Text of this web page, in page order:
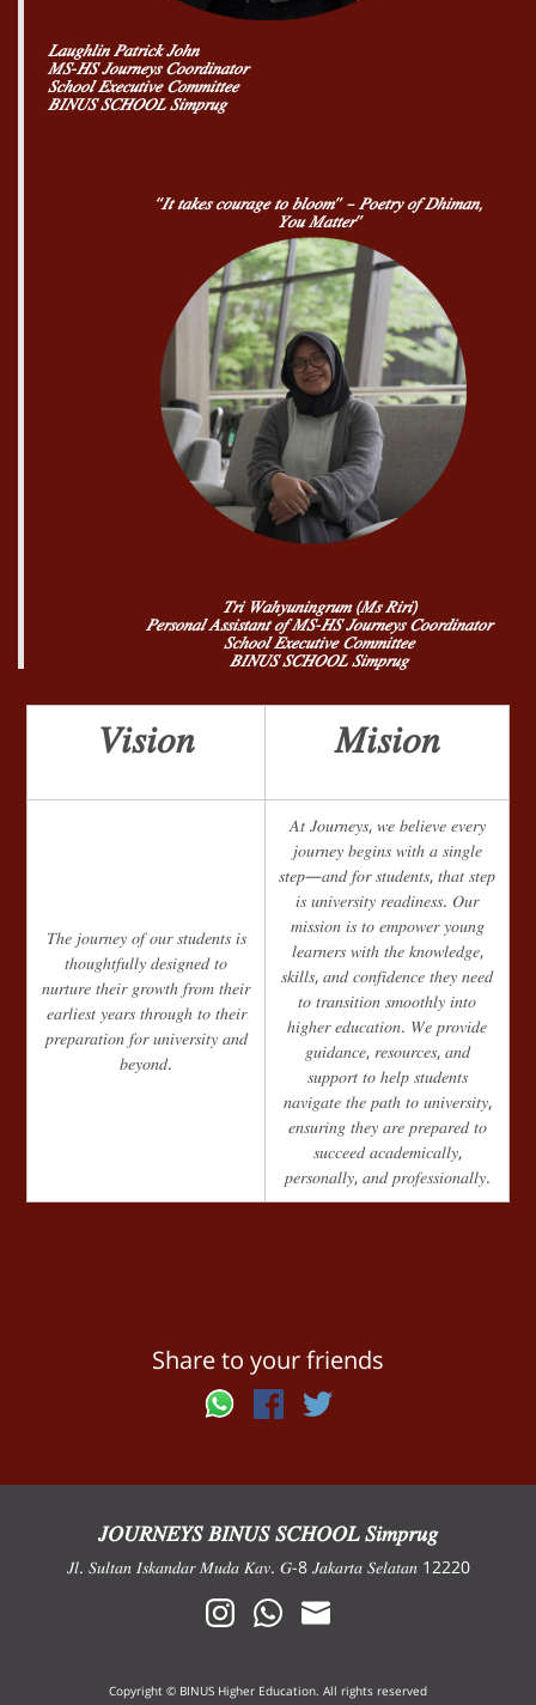
𝐿𝑎𝑢𝑔ℎ𝑙𝑖𝑛 𝑃𝑎𝑡𝑟𝑖𝑐𝑘 𝐽𝑜ℎ𝑛
𝑀𝑆-𝐻𝑆 𝐽𝑜𝑢𝑟𝑛𝑒𝑦𝑠 𝐶𝑜𝑜𝑟𝑑𝑖𝑛𝑎𝑡𝑜𝑟
𝑆𝑐ℎ𝑜𝑜𝑙 𝐸𝑥𝑒𝑐𝑢𝑡𝑖𝑣𝑒 𝐶𝑜𝑚𝑚𝑖𝑡𝑡𝑒𝑒
𝐵𝐼𝑁𝑈𝑆 𝑆𝐶𝐻𝑂𝑂𝐿 𝑆𝑖𝑚𝑝𝑟𝑢𝑔
“𝐼𝑡 𝑡𝑎𝑘𝑒𝑠 𝑐𝑜𝑢𝑟𝑎𝑔𝑒 𝑡𝑜 𝑏𝑙𝑜𝑜𝑚” – 𝑃𝑜𝑒𝑡𝑟𝑦 𝑜𝑓 𝐷ℎ𝑖𝑚𝑎𝑛,
𝑌𝑜𝑢 𝑀𝑎𝑡𝑡𝑒𝑟”
𝑇𝑟𝑖 𝑊𝑎ℎ𝑦𝑢𝑛𝑖𝑛𝑔𝑟𝑢𝑚 (𝑀𝑠 𝑅𝑖𝑟𝑖)
𝑃𝑒𝑟𝑠𝑜𝑛𝑎𝑙 𝐴𝑠𝑠𝑖𝑠𝑡𝑎𝑛𝑡 𝑜𝑓 𝑀𝑆-𝐻𝑆 𝐽𝑜𝑢𝑟𝑛𝑒𝑦𝑠 𝐶𝑜𝑜𝑟𝑑𝑖𝑛𝑎𝑡𝑜𝑟
𝑆𝑐ℎ𝑜𝑜𝑙 𝐸𝑥𝑒𝑐𝑢𝑡𝑖𝑣𝑒 𝐶𝑜𝑚𝑚𝑖𝑡𝑡𝑒𝑒
𝐵𝐼𝑁𝑈𝑆 𝑆𝐶𝐻𝑂𝑂𝐿 𝑆𝑖𝑚𝑝𝑟𝑢𝑔
𝑉𝑖𝑠𝑖𝑜𝑛 𝑀𝑖𝑠𝑖𝑜𝑛
𝑇ℎ𝑒 𝑗𝑜𝑢𝑟𝑛𝑒𝑦 𝑜𝑓 𝑜𝑢𝑟 𝑠𝑡𝑢𝑑𝑒𝑛𝑡𝑠 𝑖𝑠
𝑡ℎ𝑜𝑢𝑔ℎ𝑡𝑓𝑢𝑙𝑙𝑦 𝑑𝑒𝑠𝑖𝑔𝑛𝑒𝑑 𝑡𝑜
𝑛𝑢𝑟𝑡𝑢𝑟𝑒 𝑡ℎ𝑒𝑖𝑟 𝑔𝑟𝑜𝑤𝑡ℎ 𝑓𝑟𝑜𝑚 𝑡ℎ𝑒𝑖𝑟
𝑒𝑎𝑟𝑙𝑖𝑒𝑠𝑡 𝑦𝑒𝑎𝑟𝑠 𝑡ℎ𝑟𝑜𝑢𝑔ℎ 𝑡𝑜 𝑡ℎ𝑒𝑖𝑟
𝑝𝑟𝑒𝑝𝑎𝑟𝑎𝑡𝑖𝑜𝑛 𝑓𝑜𝑟 𝑢𝑛𝑖𝑣𝑒𝑟𝑠𝑖𝑡𝑦 𝑎𝑛𝑑
𝑏𝑒𝑦𝑜𝑛𝑑.
𝐴𝑡 𝐽𝑜𝑢𝑟𝑛𝑒𝑦𝑠, 𝑤𝑒 𝑏𝑒𝑙𝑖𝑒𝑣𝑒 𝑒𝑣𝑒𝑟𝑦
𝑗𝑜𝑢𝑟𝑛𝑒𝑦 𝑏𝑒𝑔𝑖𝑛𝑠 𝑤𝑖𝑡ℎ 𝑎 𝑠𝑖𝑛𝑔𝑙𝑒
𝑠𝑡𝑒𝑝—𝑎𝑛𝑑 𝑓𝑜𝑟 𝑠𝑡𝑢𝑑𝑒𝑛𝑡𝑠, 𝑡ℎ𝑎𝑡 𝑠𝑡𝑒𝑝
𝑖𝑠 𝑢𝑛𝑖𝑣𝑒𝑟𝑠𝑖𝑡𝑦 𝑟𝑒𝑎𝑑𝑖𝑛𝑒𝑠𝑠. 𝑂𝑢𝑟
𝑚𝑖𝑠𝑠𝑖𝑜𝑛 𝑖𝑠 𝑡𝑜 𝑒𝑚𝑝𝑜𝑤𝑒𝑟 𝑦𝑜𝑢𝑛𝑔
𝑙𝑒𝑎𝑟𝑛𝑒𝑟𝑠 𝑤𝑖𝑡ℎ 𝑡ℎ𝑒 𝑘𝑛𝑜𝑤𝑙𝑒𝑑𝑔𝑒,
𝑠𝑘𝑖𝑙𝑙𝑠, 𝑎𝑛𝑑 𝑐𝑜𝑛𝑓𝑖𝑑𝑒𝑛𝑐𝑒 𝑡ℎ𝑒𝑦 𝑛𝑒𝑒𝑑
𝑡𝑜 𝑡𝑟𝑎𝑛𝑠𝑖𝑡𝑖𝑜𝑛 𝑠𝑚𝑜𝑜𝑡ℎ𝑙𝑦 𝑖𝑛𝑡𝑜
ℎ𝑖𝑔ℎ𝑒𝑟 𝑒𝑑𝑢𝑐𝑎𝑡𝑖𝑜𝑛. 𝑊𝑒 𝑝𝑟𝑜𝑣𝑖𝑑𝑒
𝑔𝑢𝑖𝑑𝑎𝑛𝑐𝑒, 𝑟𝑒𝑠𝑜𝑢𝑟𝑐𝑒𝑠, 𝑎𝑛𝑑
𝑠𝑢𝑝𝑝𝑜𝑟𝑡 𝑡𝑜 ℎ𝑒𝑙𝑝 𝑠𝑡𝑢𝑑𝑒𝑛𝑡𝑠
𝑛𝑎𝑣𝑖𝑔𝑎𝑡𝑒 𝑡ℎ𝑒 𝑝𝑎𝑡ℎ 𝑡𝑜 𝑢𝑛𝑖𝑣𝑒𝑟𝑠𝑖𝑡𝑦,
𝑒𝑛𝑠𝑢𝑟𝑖𝑛𝑔 𝑡ℎ𝑒𝑦 𝑎𝑟𝑒 𝑝𝑟𝑒𝑝𝑎𝑟𝑒𝑑 𝑡𝑜
𝑠𝑢𝑐𝑐𝑒𝑒𝑑 𝑎𝑐𝑎𝑑𝑒𝑚𝑖𝑐𝑎𝑙𝑙𝑦,
𝑝𝑒𝑟𝑠𝑜𝑛𝑎𝑙𝑙𝑦, 𝑎𝑛𝑑 𝑝𝑟𝑜𝑓𝑒𝑠𝑠𝑖𝑜𝑛𝑎𝑙𝑙𝑦.
Share to your friends
𝐽𝑂𝑈𝑅𝑁𝐸𝑌𝑆 𝐵𝐼𝑁𝑈𝑆 𝑆𝐶𝐻𝑂𝑂𝐿 𝑆𝑖𝑚𝑝𝑟𝑢𝑔
𝐽𝑙. 𝑆𝑢𝑙𝑡𝑎𝑛 𝐼𝑠𝑘𝑎𝑛𝑑𝑎𝑟 𝑀𝑢𝑑𝑎 𝐾𝑎𝑣. 𝐺-8 𝐽𝑎𝑘𝑎𝑟𝑡𝑎 𝑆𝑒𝑙𝑎𝑡𝑎𝑛 12220
Copyright © BINUS Higher Education. All rights reserved